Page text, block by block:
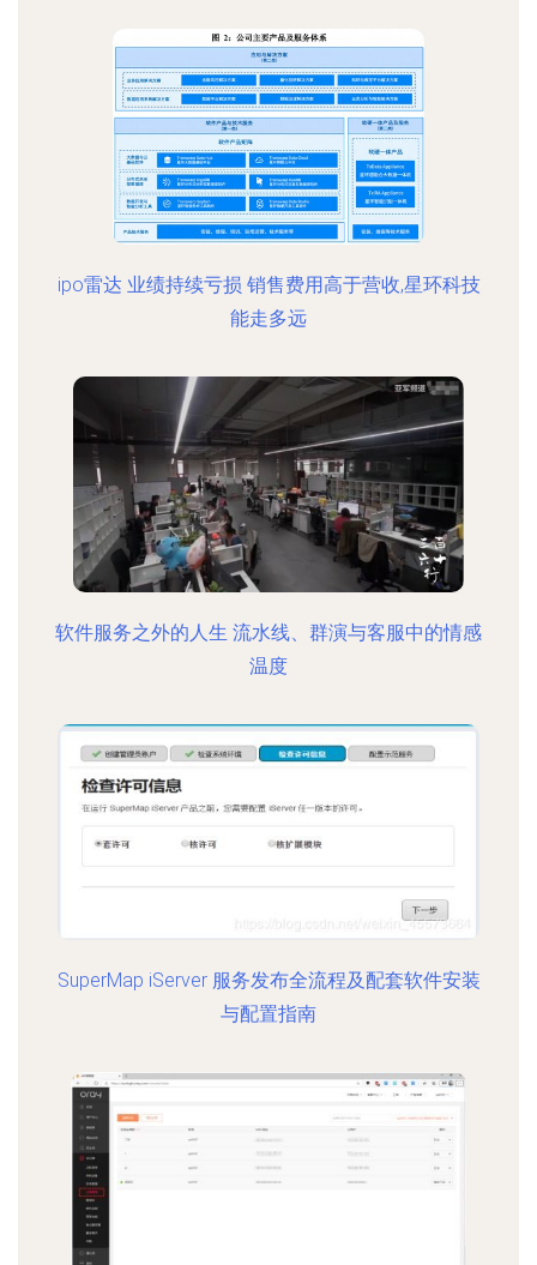
ipo雷达 业绩持续亏损 销售费用高于营收,星环科技
能走多远
软件服务之外的人生 流水线、群演与客服中的情感
温度
SuperMap iServer 服务发布全流程及配套软件安装
与配置指南